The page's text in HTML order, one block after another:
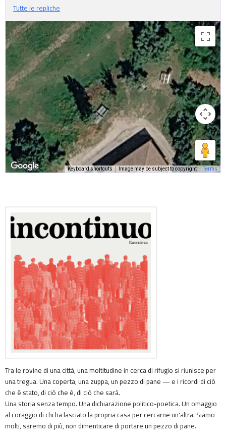
Tutte le repliche
Keyboard shortcuts Image may be subject to copyright Terms
Tra le rovine di una città, una moltitudine in cerca di rifugio si riunisce per
una tregua. Una coperta, una zuppa, un pezzo di pane — e i ricordi di ciò
che è stato, di ciò che è, di ciò che sarà.
Una storia senza tempo. Una dichiarazione politico-poetica. Un omaggio
al coraggio di chi ha lasciato la propria casa per cercarne un'altra. Siamo
molti, saremo di più, non dimenticare di portare un pezzo di pane.